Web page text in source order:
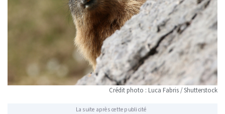
Crédit photo : Luca Fabris / Shutterstock
La suite après cette publicité